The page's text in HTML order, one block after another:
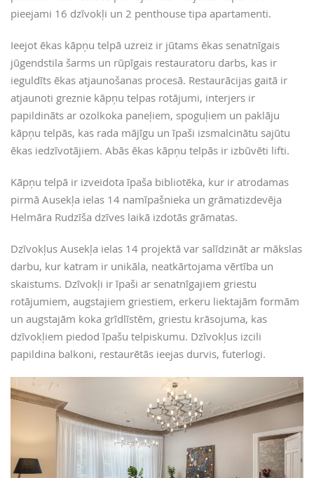
pieejami 16 dzīvokļi un 2 penthouse tipa apartamenti.
Ieejot ēkas kāpņu telpā uzreiz ir jūtams ēkas senatnīgais
jūgendstila šarms un rūpīgais restauratoru darbs, kas ir
ieguldīts ēkas atjaunošanas procesā. Restaurācijas gaitā ir
atjaunoti greznie kāpņu telpas rotājumi, interjers ir
papildināts ar ozolkoka paneļiem, spoguļiem un paklāju
kāpņu telpās, kas rada mājīgu un īpaši izsmalcinātu sajūtu
ēkas iedzīvotājiem. Abās ēkas kāpņu telpās ir izbūvēti lifti.
Kāpņu telpā ir izveidota īpaša bibliotēka, kur ir atrodamas
pirmā Ausekļa ielas 14 namīpašnieka un grāmatizdevēja
Helmāra Rudzīša dzīves laikā izdotās grāmatas.
Dzīvokļus Ausekļa ielas 14 projektā var salīdzināt ar mākslas
darbu, kur katram ir unikāla, neatkārtojama vērtība un
skaistums. Dzīvokļi ir īpaši ar senatnīgajiem griestu
rotājumiem, augstajiem griestiem, erkeru liektajām formām
un augstajām koka grīdlīstēm, griestu krāsojuma, kas
dzīvokļiem piedod īpašu telpiskumu. Dzīvokļus izcili
papildina balkoni, restaurētās ieejas durvis, futerlogi.